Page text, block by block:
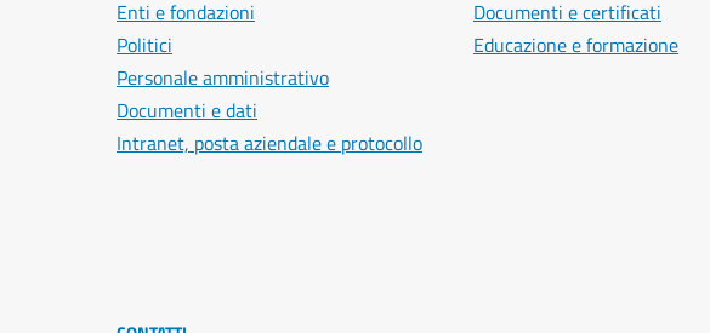
Enti e fondazioni
Politici
Personale amministrativo
Documenti e dati
Intranet, posta aziendale e protocollo
Documenti e certificati
Educazione e formazione